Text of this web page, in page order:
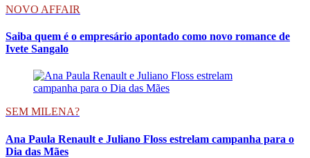
NOVO AFFAIR
Saiba quem é o empresário apontado como novo romance de
Ivete Sangalo
SEM MILENA?
Ana Paula Renault e Juliano Floss estrelam campanha para o
Dia das Mães